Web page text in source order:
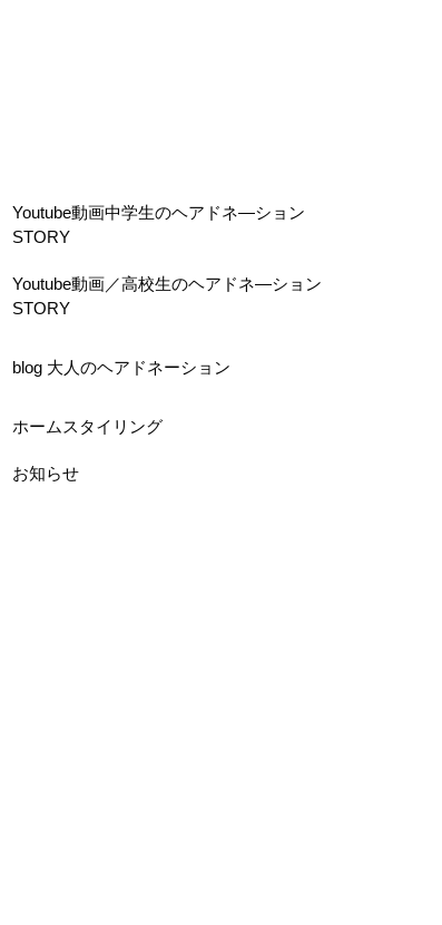
Youtube動画中学生のヘアドネ―ション
STORY
Youtube動画／高校生のヘアドネ―ション
STORY
blog 大人のヘアドネーション
ホームスタイリング
お知らせ